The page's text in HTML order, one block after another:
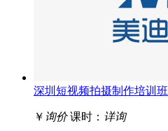
深圳短视频拍摄制作培训班
￥ 询价 课时： 详询